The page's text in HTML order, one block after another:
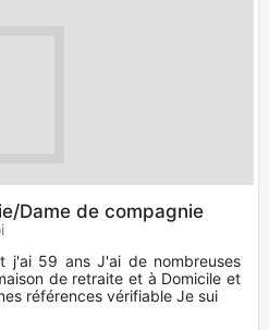
Dame de compagnie
j'ai 59 ans J'ai de nombreuses
de retraite et à Domicile et
références vérifiable Je sui